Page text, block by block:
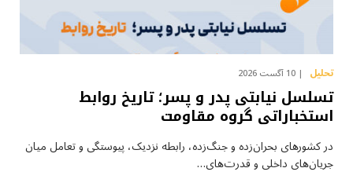
تحلیل 10 آگست 2026
تسلسل نیابتی پدر و پسر؛ تاریخ روابط
استخباراتی گروه مقاومت
در کشورهای بحران‌زده و جنگ‌زده، رابطه نزدیک، پیوستگی و تعامل میان
جریان‌های داخلی و قدرت‌های…